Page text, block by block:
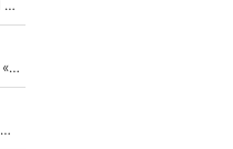
Kylian Mbappé et Lamine Yamal changent de chaîne : beIN SPORTS ne digère pas cette décision historique et prédit un fiasco pour la Liga
Didier Deschamps abandonné en pleine Coupe du monde : «La FFF était déjà passée à Zinedine Zidane»
«C'est une fierté» : La signature de Kylian Mbappé au Real Madrid continue de régaler l'Espagne